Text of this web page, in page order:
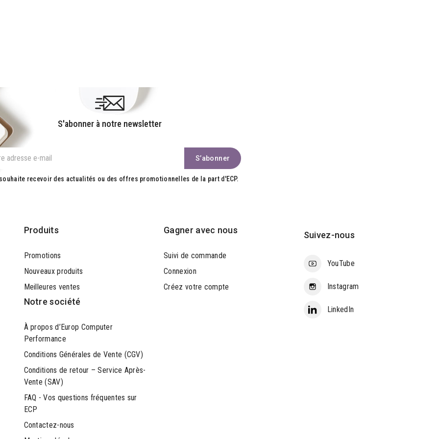
S'abonner à notre newsletter
recevoir des actualités ou des offres promotionnelles de la part d'ECP.
Produits
Promotions
Nouveaux produits
Meilleures ventes
Notre société
À propos d’Europ Computer
Performance
Conditions Générales de Vente (CGV)
Conditions de retour – Service Après-
Vente (SAV)
FAQ - Vos questions fréquentes sur
ECP
Contactez-nous
Gagner avec nous
Suivi de commande
Connexion
Créez votre compte
Suivez-nous
YouTube
Instagram
LinkedIn